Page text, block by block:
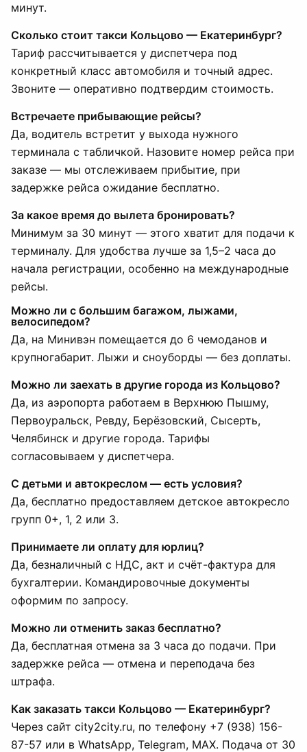
минут.
Сколько стоит такси Кольцово — Екатеринбург?
Тариф рассчитывается у диспетчера под
конкретный класс автомобиля и точный адрес.
Звоните — оперативно подтвердим стоимость.
Встречаете прибывающие рейсы?
Да, водитель встретит у выхода нужного
терминала с табличкой. Назовите номер рейса при
заказе — мы отслеживаем прибытие, при
задержке рейса ожидание бесплатно.
За какое время до вылета бронировать?
Минимум за 30 минут — этого хватит для подачи к
терминалу. Для удобства лучше за 1,5–2 часа до
начала регистрации, особенно на международные
рейсы.
Можно ли с большим багажом, лыжами,
велосипедом?
Да, на Минивэн помещается до 6 чемоданов и
крупногабарит. Лыжи и сноуборды — без доплаты.
Можно ли заехать в другие города из Кольцово?
Да, из аэропорта работаем в Верхнюю Пышму,
Первоуральск, Ревду, Берёзовский, Сысерть,
Челябинск и другие города. Тарифы
согласовываем у диспетчера.
С детьми и автокреслом — есть условия?
Да, бесплатно предоставляем детское автокресло
групп 0+, 1, 2 или 3.
Принимаете ли оплату для юрлиц?
Да, безналичный с НДС, акт и счёт-фактура для
бухгалтерии. Командировочные документы
оформим по запросу.
Можно ли отменить заказ бесплатно?
Да, бесплатная отмена за 3 часа до подачи. При
задержке рейса — отмена и переподача без
штрафа.
Как заказать такси Кольцово — Екатеринбург?
Через сайт city2city.ru, по телефону +7 (938) 156-
87-57 или в WhatsApp, Telegram, MAX. Подача от 30